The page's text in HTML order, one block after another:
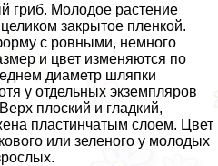
гриб. Молодое растение
закрытое пленкой.
с ровными, немного
и цвет изменяются по
диаметр шляпки
у отдельных экземпляров
плоский и гладкий,
пластинчатым слоем. Цвет
или зеленого у молодых